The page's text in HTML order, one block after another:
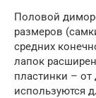
Половой
размеров
средних
лапок
пластинки – от
используются